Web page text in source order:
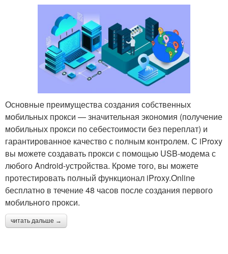
Основные преимущества создания собственных
мобильных прокси — значительная экономия (получение
мобильных прокси по себестоимости без переплат) и
гарантированное качество с полным контролем. С iProxy
вы можете создавать прокси с помощью USB-модема с
любого Android-устройства. Кроме того, вы можете
протестировать полный функционал iProxy.Online
бесплатно в течение 48 часов после создания первого
мобильного прокси.
читать дальше →